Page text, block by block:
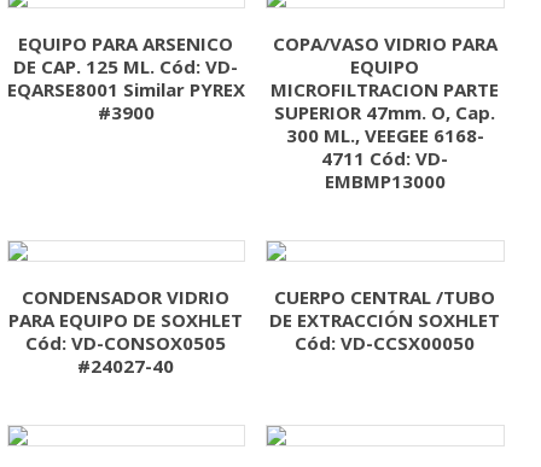
EQUIPO PARA ARSENICO
DE CAP. 125 ML. Cód: VD-
EQARSE8001 Similar PYREX
#3900
COPA/VASO VIDRIO PARA
EQUIPO
MICROFILTRACION PARTE
SUPERIOR 47mm. O, Cap.
300 ML., VEEGEE 6168-
4711 Cód: VD-
EMBMP13000
CONDENSADOR VIDRIO
PARA EQUIPO DE SOXHLET
Cód: VD-CONSOX0505
#24027-40
CUERPO CENTRAL /TUBO
DE EXTRACCIÓN SOXHLET
Cód: VD-CCSX00050